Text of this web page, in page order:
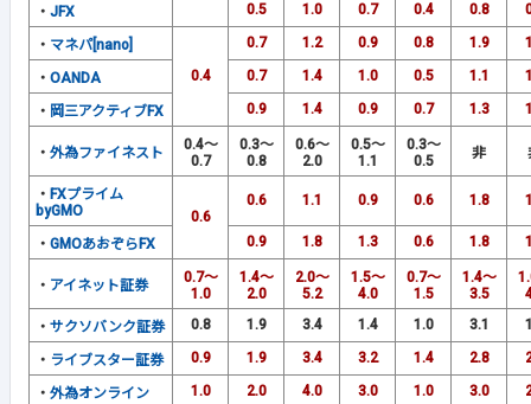
・ JFX 0.5 1.0 0.7 0.4 0.8
・ マネパ[nano]
0.4
0.7 1.2 0.9 0.8 1.9
・ OANDA 0.7 1.4 1.0 0.5 1.1
・ 岡三アクティブFX 0.9 1.4 0.9 0.7 1.3
・ 外為ファイネスト
0.4～
0.7
0.3～
0.8
0.6～
2.0
0.5～
1.1
0.3～
0.5
非
・ FXプライム
byGMO
0.6
0.6 1.1 0.9 0.6 1.8
・ GMOあおぞらFX 0.9 1.8 1.3 0.6 1.8
・ アイネット証券
0.7～
1.0
1.4～
2.0
2.0～
5.2
1.5～
4.0
0.7～
1.5
1.4～
3.5
・ サクソバンク証券 0.8 1.9 3.4 1.4 1.0 3.1
・ ライブスター証券 0.9 1.9 3.4 3.2 1.4 2.8
・ 外為オンライン 1.0 2.0 4.0 3.0 1.0 3.0